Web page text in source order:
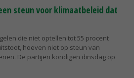
steun voor klimaatbeleid dat
die niet optellen tot 55 procent
hoeven niet op steun van
De partijen kondigen dinsdag op